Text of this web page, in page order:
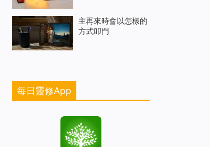
主再來時會以怎樣的
方式叩門
每日靈修App